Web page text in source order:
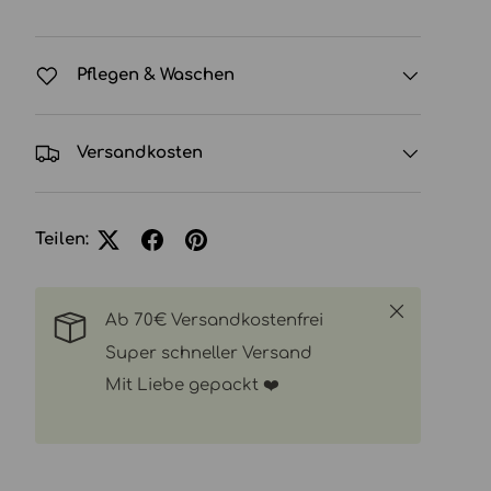
Pflegen & Waschen
Versandkosten
Teilen:
Ab 70€ Versandkostenfrei
Super schneller Versand
Mit Liebe gepackt ❤️
Schließen